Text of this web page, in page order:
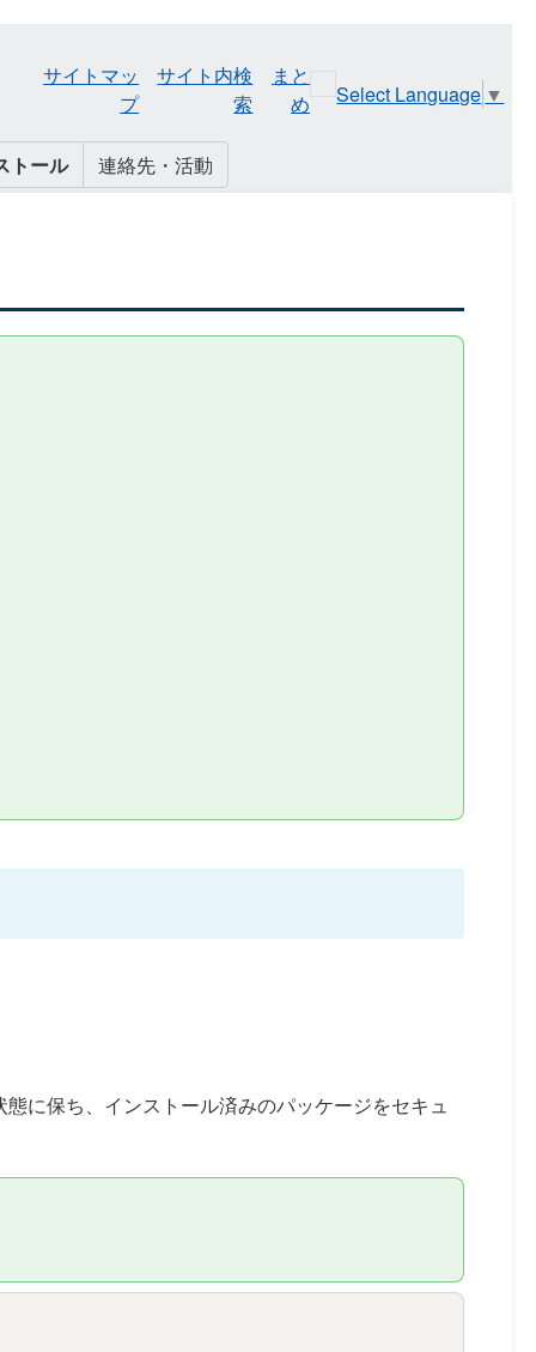
サイトマッ
プ
サイト内検
索
まと
め
Select Language ▼
トール 連絡先・活動
に保ち、インストール済みのパッケージをセキュ